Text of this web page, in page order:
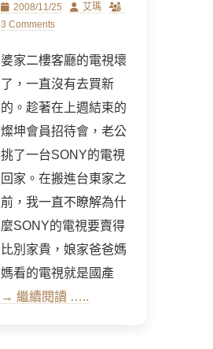
Posted
on
2008/11/25 Author
艾瑪
3 Comments
婆家二樓客廳的電視壞
了，一直沒有去買新
的。趁著在上週結束的
燦坤會員招待會，老公
挑了一台SONY的電視
回家。在搬進台東家之
前，我一直不瞭解為什
麼SONY的電視要賣得
比別家貴，娘家爸爸媽
媽看的電視就是國產
→ 繼續閱讀 …..